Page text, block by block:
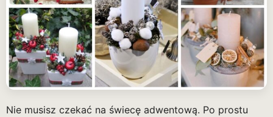
Nie musisz czekać na świecę adwentową. Po prostu